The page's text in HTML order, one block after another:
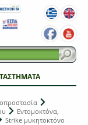
Εντομοκτόνα,
Strike μυκητοκτόνο